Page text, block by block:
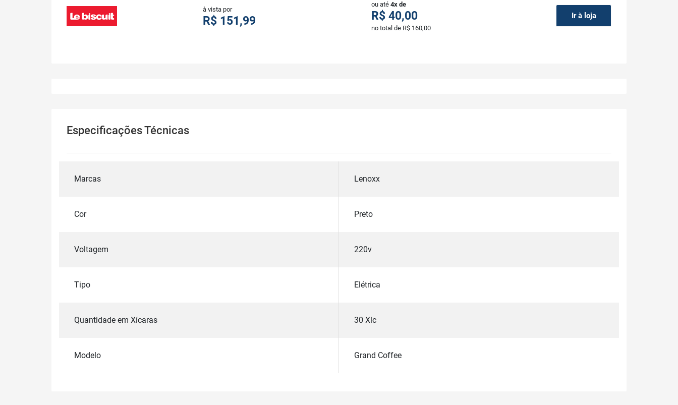
à vista por
R$ 151,99
ou até 4x de
R$ 40,00
no total de R$ 160,00
Ir à loja
Especificações Técnicas
Marcas Lenoxx
Cor Preto
Voltagem 220v
Tipo Elétrica
Quantidade em Xícaras 30 Xíc
Modelo Grand Coffee